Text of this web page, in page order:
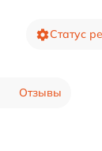
Статус
Отзывы